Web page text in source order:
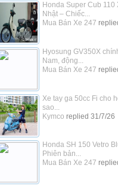
Honda Super Cub 110
Nhật – Chiếc...
Mua Bán Xe 247
Hyosung GV350X
Nam, động...
Mua Bán Xe 247
Xe tay ga 50cc Fi cho
sao...
Kymco replied 31/7/26
Honda SH 150 Vetro
Phiên bản...
Mua Bán Xe 247